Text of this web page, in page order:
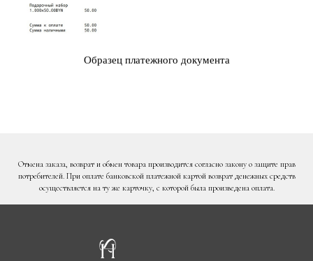
Образец платежного документа
Отмена заказа, возврат и обмен товара производится согласно закону о защите прав
потребителей. При оплате банковской платежной картой возврат денежных средств
осуществляется на ту же карточку, с которой была произведена оплата.